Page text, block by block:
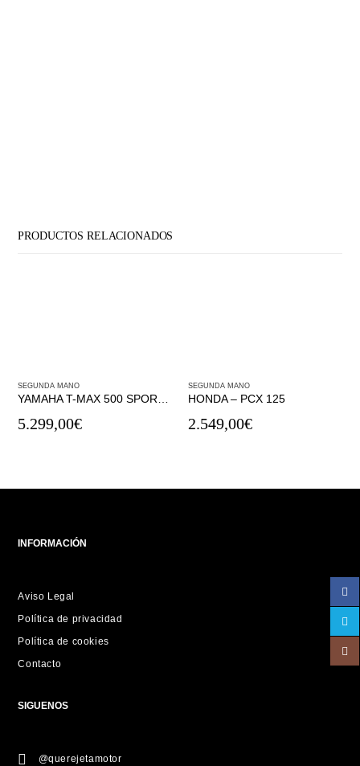
PRODUCTOS RELACIONADOS
SEGUNDA MANO
5.299,00€
SEGUNDA MANO
HONDA – PCX 125
2.549,00€
INFORMACIÓN
Aviso Legal
Política de privacidad
Política de cookies
Contacto
SIGUENOS
@querejetamotor